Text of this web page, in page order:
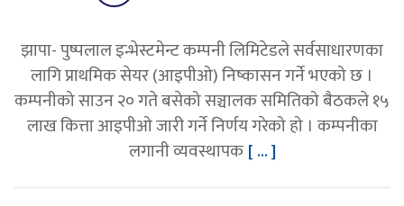
झापा- पुष्पलाल इन्भेस्टमेन्ट कम्पनी लिमिटेडले सर्वसाधारणका
लागि प्राथमिक सेयर (आइपीओ) निष्कासन गर्ने भएको छ ।
कम्पनीको साउन २० गते बसेको सञ्चालक समितिको बैठकले १५
लाख कित्ता आइपीओ जारी गर्ने निर्णय गरेको हो । कम्पनीका
लगानी व्यवस्थापक [ ... ]